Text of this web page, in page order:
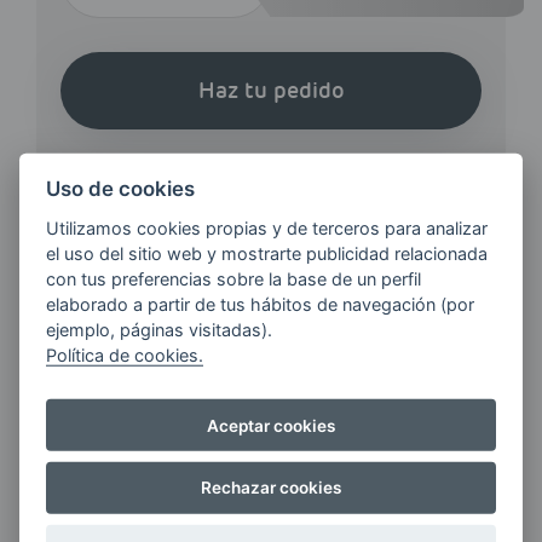
Haz tu pedido
¿QUIERES ESTAR AL DÍA DE
LAS
ÚLTIMAS NOVEDADES?
Uso de cookies
Utilizamos cookies propias y de terceros para analizar
el uso del sitio web y mostrarte publicidad relacionada
con tus preferencias sobre la base de un perfil
elaborado a partir de tus hábitos de navegación (por
ejemplo, páginas visitadas).
Política de cookies.
Aceptar cookies
Rechazar cookies